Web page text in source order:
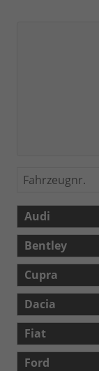
Fahrzeugnr.
Audi
Bentley
Cupra
Dacia
Fiat
Ford